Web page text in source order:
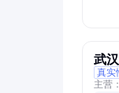
武
真实
主营：